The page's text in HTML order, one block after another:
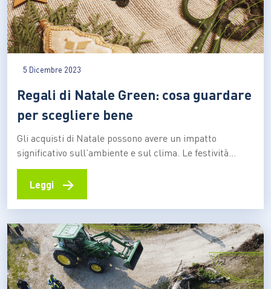
5 Dicembre 2023
Regali di Natale Green: cosa guardare
per scegliere bene
Gli acquisti di Natale possono avere un impatto
significativo sull’ambiente e sul clima. Le festività
natalizie rappresentano quasi il 6%1 dell’anidride
carbonica che ognuno di noi produce annualmente,
dicembre2. La spesa alimentare aumenta di circa…
Leggi →